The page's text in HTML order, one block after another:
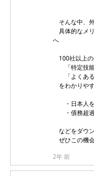
そんな中、
具体的なメ
へ
100社以上の
「特定技能
「よくある
をわかりや
・日本人を
・債務超過
などをダウ
ぜひこの機
2年 前